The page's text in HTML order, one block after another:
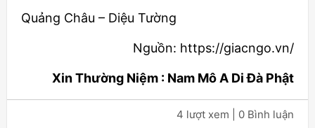
Quảng Châu – Diệu Tường
Nguồn: https://giacngo.vn/
Xin Thường Niệm : Nam Mô A Di Đà Phật
4 lượt xem | 0 Bình luận